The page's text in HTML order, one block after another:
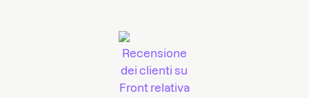
Recensione
dei clienti su
Front relativa